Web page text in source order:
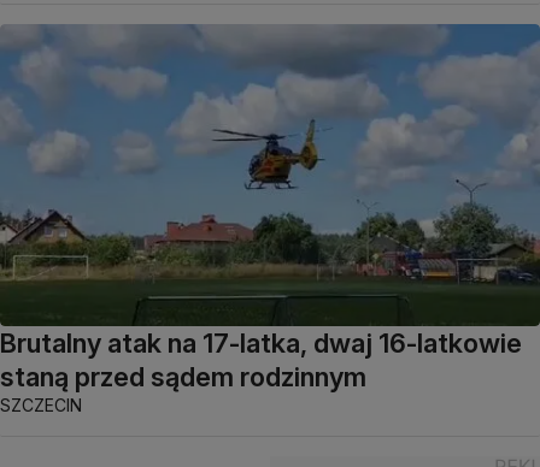
Brutalny atak na 17-latka, dwaj 16-latkowie
staną przed sądem rodzinnym
SZCZECIN